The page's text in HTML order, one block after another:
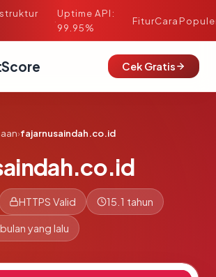
·
Uptime API:
99.95%
FiturCara
Cek Gratis
›fajarnusaindah.co.id
HTTPS Valid 15.1 tahun
yang lalu